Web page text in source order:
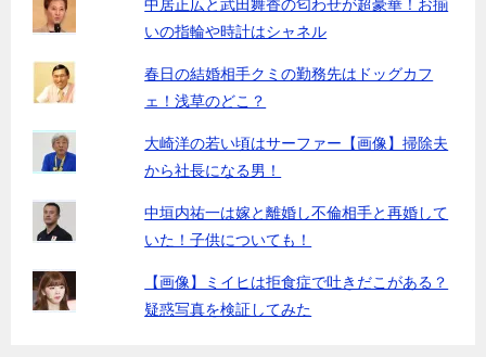
中居正広と武田舞香の匂わせが超豪華！お揃
いの指輪や時計はシャネル
春日の結婚相手クミの勤務先はドッグカフ
ェ！浅草のどこ？
大崎洋の若い頃はサーファー【画像】掃除夫
から社長になる男！
中垣内祐一は嫁と離婚し不倫相手と再婚して
いた！子供についても！
【画像】ミイヒは拒食症で吐きだこがある？
疑惑写真を検証してみた